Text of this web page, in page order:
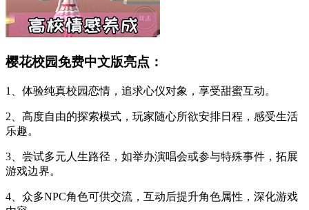
樱花校园免费中文版亮点：
1、体验纯真校园恋情，追求心仪对象，享受甜蜜互动。
2、高度自由的探索模式，玩家随心所欲安排日程，感受生活
乐趣。
3、尝试多元人生路径，如举办演唱会或参与特殊事件，拓展
游戏边界。
4、众多NPC角色可供交流，互动后提升角色属性，深化游戏